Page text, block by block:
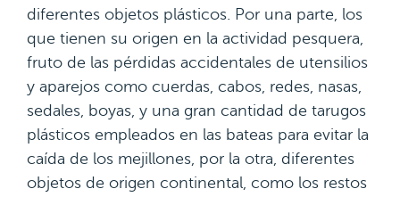
diferentes objetos plásticos. Por una parte, los
que tienen su origen en la actividad pesquera,
fruto de las pérdidas accidentales de utensilios
y aparejos como cuerdas, cabos, redes, nasas,
sedales, boyas, y una gran cantidad de tarugos
plásticos empleados en las bateas para evitar la
caída de los mejillones, por la otra, diferentes
objetos de origen continental, como los restos